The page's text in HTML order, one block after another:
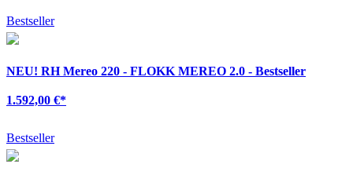
Bestseller
NEU! RH Mereo 220 - FLOKK MEREO 2.0 - Bestseller
1.592,00 €*
Bestseller